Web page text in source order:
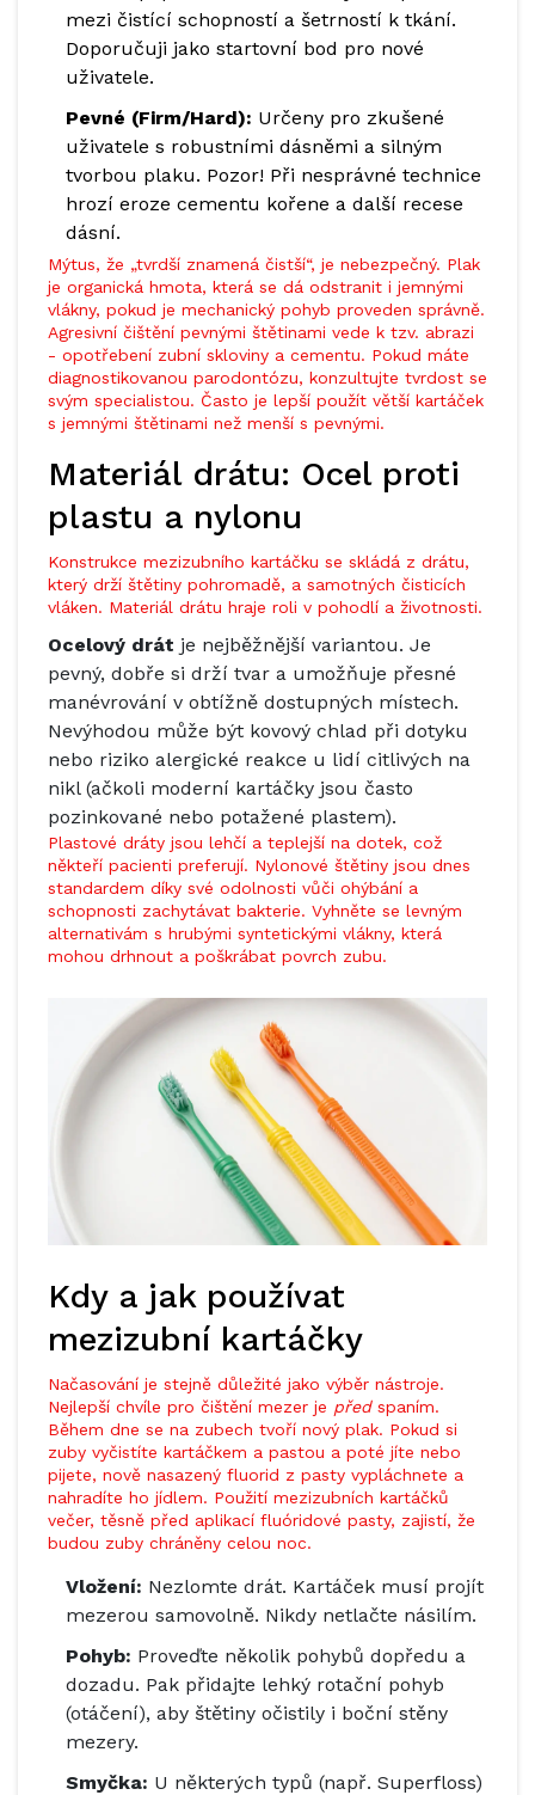
mezi čistící schopností a šetrností k tkání.
Doporučuji jako startovní bod pro nové
uživatele.
Pevné (Firm/Hard): Určeny pro zkušené
uživatele s robustními dásněmi a silným
tvorbou plaku. Pozor! Při nesprávné technice
hrozí eroze cementu kořene a další recese
dásní.
Mýtus, že „tvrdší znamená čistší“, je nebezpečný. Plak
je organická hmota, která se dá odstranit i jemnými
vlákny, pokud je mechanický pohyb proveden správně.
Agresivní čištění pevnými štětinami vede k tzv. abrazi
- opotřebení zubní skloviny a cementu. Pokud máte
diagnostikovanou parodontózu, konzultujte tvrdost se
svým specialistou. Často je lepší použít větší kartáček
s jemnými štětinami než menší s pevnými.
Materiál drátu: Ocel proti
plastu a nylonu
Konstrukce mezizubního kartáčku se skládá z drátu,
který drží štětiny pohromadě, a samotných čisticích
vláken. Materiál drátu hraje roli v pohodlí a životnosti.
Ocelový drát je nejběžnější variantou. Je
pevný, dobře si drží tvar a umožňuje přesné
manévrování v obtížně dostupných místech.
Nevýhodou může být kovový chlad při dotyku
nebo riziko alergické reakce u lidí citlivých na
nikl (ačkoli moderní kartáčky jsou často
pozinkované nebo potažené plastem).
Plastové dráty jsou lehčí a teplejší na dotek, což
někteří pacienti preferují. Nylonové štětiny jsou dnes
standardem díky své odolnosti vůči ohýbání a
schopnosti zachytávat bakterie. Vyhněte se levným
alternativám s hrubými syntetickými vlákny, která
mohou drhnout a poškrábat povrch zubu.
Kdy a jak používat
mezizubní kartáčky
Načasování je stejně důležité jako výběr nástroje.
Nejlepší chvíle pro čištění mezer je předspaním.
Během dne se na zubech tvoří nový plak. Pokud si
zuby vyčistíte kartáčkem a pastou a poté jíte nebo
pijete, nově nasazený fluorid z pasty vypláchnete a
nahradíte ho jídlem. Použití mezizubních kartáčků
večer, těsně před aplikací fluóridové pasty, zajistí, že
budou zuby chráněny celou noc.
Vložení: Nezlomte drát. Kartáček musí projít
mezerou samovolně. Nikdy netlačte násilím.
Pohyb: Proveďte několik pohybů dopředu a
dozadu. Pak přidajte lehký rotační pohyb
(otáčení), aby štětiny očistily i boční stěny
mezery.
Smyčka: U některých typů (např. Superfloss)